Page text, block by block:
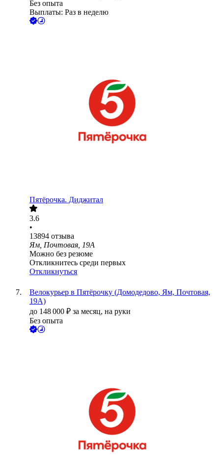
Без опыта
Выплаты: Раз в неделю
Пятёрочка. Диджитал
3.6
•
13894 отзыва
Ям, Почтовая, 19А
Можно без резюме
Откликнитесь среди первых
Откликнуться
Велокурьер в Пятёрочку (Домодедово, Ям, Почтовая,
19А)
до 148 000 ₽ за месяц, на руки
Без опыта